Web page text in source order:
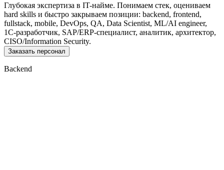
Глубокая экспертиза в IT-найме. Понимаем стек, оцениваем
hard skills и быстро закрываем позиции: backend, frontend,
fullstack, mobile, DevOps, QA, Data Scientist, ML/AI engineer,
1С-разработчик, SAP/ERP-специалист, аналитик, архитектор,
CISO/Information Security.
Заказать персонал
Backend